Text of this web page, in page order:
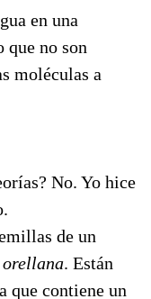
en una
que no son
moléculas a
No. Yo hice
de un
. Están
que contiene un